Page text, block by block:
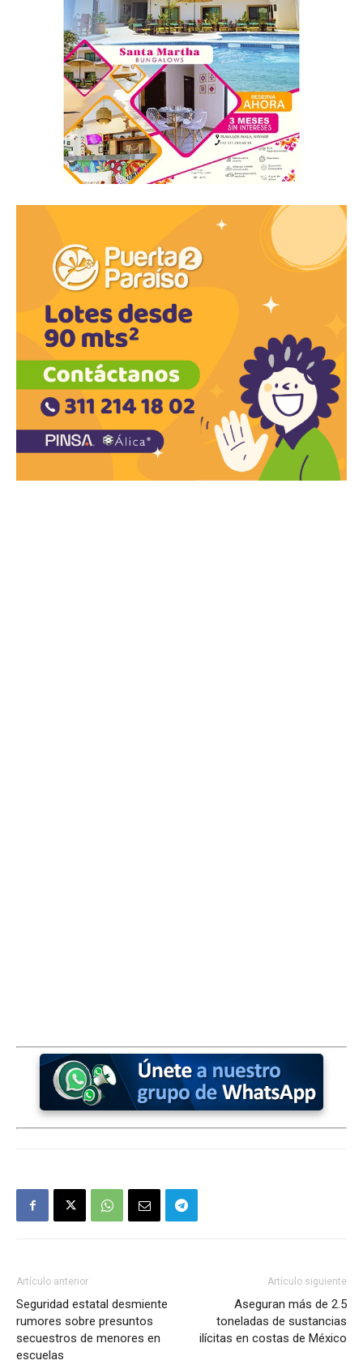
Artículo anterior
Seguridad estatal desmiente
rumores sobre presuntos
secuestros de menores en
escuelas
Artículo siguiente
Aseguran más de 2.5
toneladas de sustancias
ilícitas en costas de México